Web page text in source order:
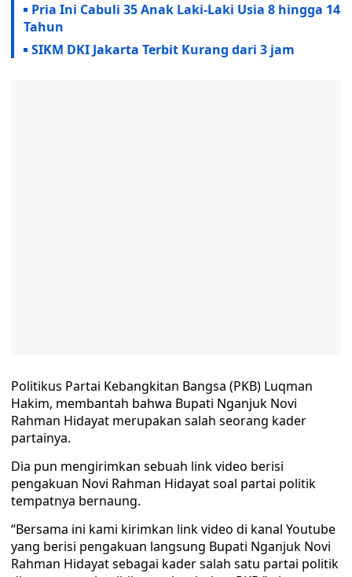
Pria Ini Cabuli 35 Anak Laki-Laki Usia 8 hingga 14
Tahun
SIKM DKI Jakarta Terbit Kurang dari 3 jam
Politikus Partai Kebangkitan Bangsa (PKB) Luqman
Hakim, membantah bahwa Bupati Nganjuk Novi
Rahman Hidayat merupakan salah seorang kader
partainya.
Dia pun mengirimkan sebuah link video berisi
pengakuan Novi Rahman Hidayat soal partai politik
tempatnya bernaung.
“Bersama ini kami kirimkan link video di kanal Youtube
yang berisi pengakuan langsung Bupati Nganjuk Novi
Rahman Hidayat sebagai kader salah satu partai politik